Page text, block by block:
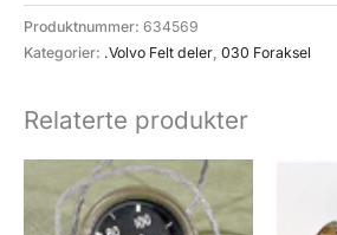
konisk)
(030-
diff.Volvo
Produktnummer: 634569
Kategorier: .Volvo Felt deler 030 Foraksel
Relaterte produkter